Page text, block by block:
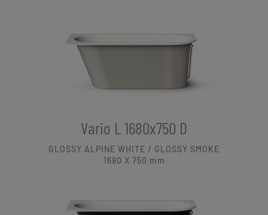
Vario L 1680x750 D
GLOSSY ALPINE WHITE / GLOSSY SMOKE
1680 X 750 mm